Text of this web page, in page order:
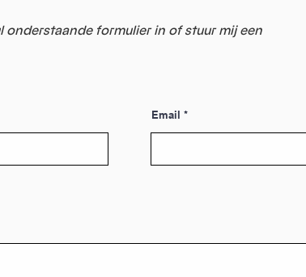
onderstaande formulier in of stuur mij een
Email